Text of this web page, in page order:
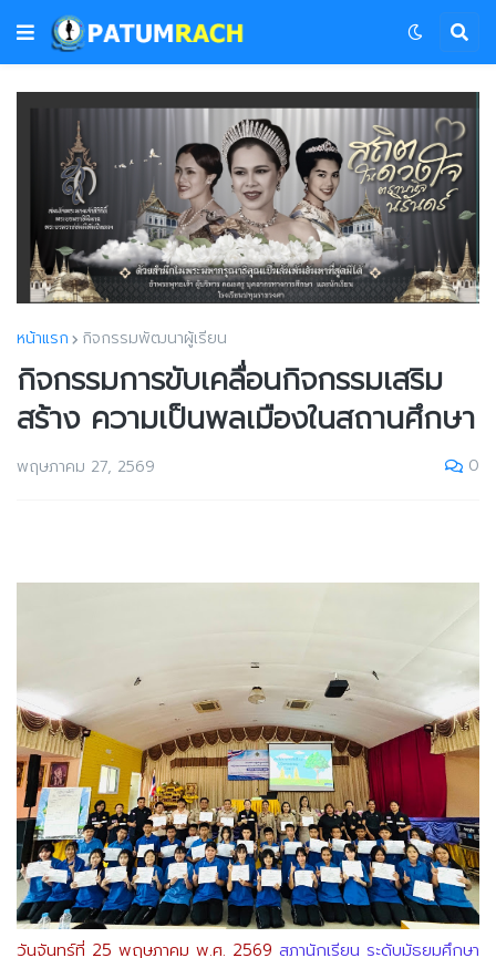
หน้าแรก กิจกรรมพัฒนาผู้เรียน
กิจกรรมการขับเคลื่อนกิจกรรมเสริม
สร้าง ความเป็นพลเมืองในสถานศึกษา
พฤษภาคม 27, 2569 0
วันจันทร์ที่ 25 พฤษภาคม พ.ศ. 2569 สภานักเรียน ระดับมัธยมศึกษา